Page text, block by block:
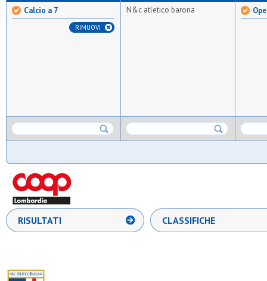
Calcio a 7
RIMUOVI
N&c atletico barona
RISULTATI CLASSIFICHE